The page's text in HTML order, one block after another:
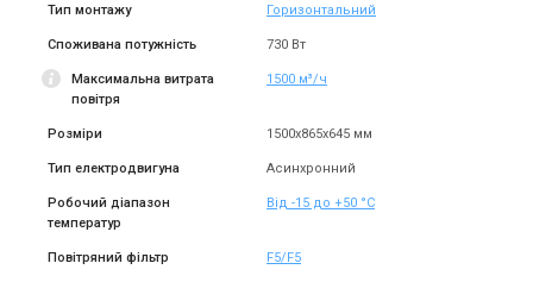
Тип монтажу Горизонтальний
Споживана потужність 730 Вт
Максимальна витрата
повітря
1500 м³/ч
Розміри 1500x865x645 мм
Тип електродвигуна Асинхронний
Робочий діапазон
температур
Від -15 до +50 °С
Повітряний фільтр F5/F5